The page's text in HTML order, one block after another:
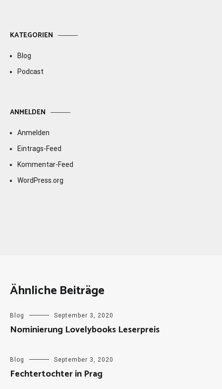
KATEGORIEN
Blog
Podcast
ANMELDEN
Anmelden
Eintrags-Feed
Kommentar-Feed
WordPress.org
Ähnliche Beiträge
Blog September 3, 2020
Nominierung Lovelybooks Leserpreis
Blog September 3, 2020
Fechtertochter in Prag